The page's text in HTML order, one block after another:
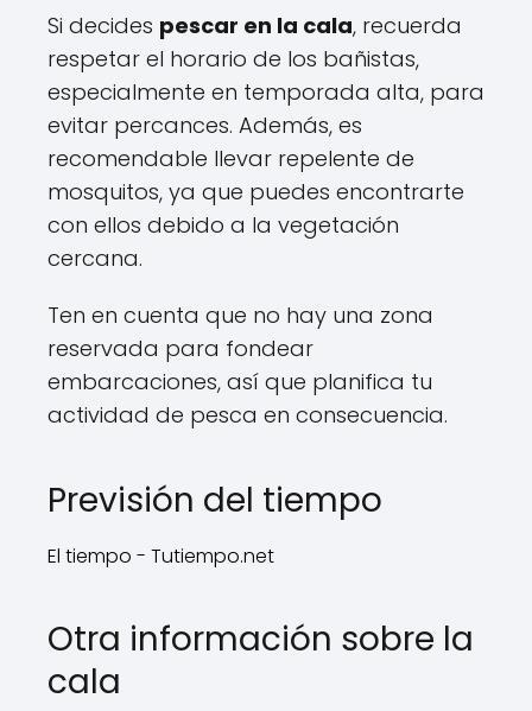
Si decides pescar en la cala, recuerda
respetar el horario de los bañistas,
especialmente en temporada alta, para
evitar percances. Además, es
recomendable llevar repelente de
mosquitos, ya que puedes encontrarte
con ellos debido a la vegetación
cercana.
Ten en cuenta que no hay una zona
reservada para fondear
embarcaciones, así que planifica tu
actividad de pesca en consecuencia.
Previsión del tiempo
El tiempo - Tutiempo.net
Otra información sobre la
cala